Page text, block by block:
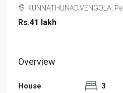
KUNNATHUNAD,VENGOLA,
Rs.41 lakh
Overview
House
3